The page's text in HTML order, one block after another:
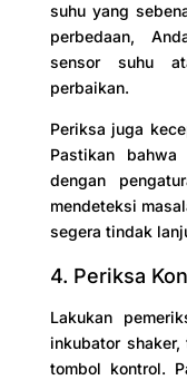
suhu yang
perbedaan,
sensor suhu
perbaikan.
Periksa juga
Pastikan bahwa
dengan
mendeteksi
segera tindak
4. Periksa
Lakukan
inkubator
tombol kontrol.